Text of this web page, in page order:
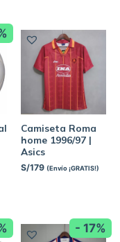
Camiseta Roma
home 1996/97 |
Asics
S/179 (Envío ¡GRATIS!)
- 17%